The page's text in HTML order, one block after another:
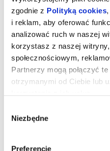
zgodnie z Polityką cookies
i reklam, aby oferować
analizować ruch w naszej
korzystasz z naszej
społecznościowym,
Partnerzy mogą połączyć
otrzymanymi od Ciebie lub
zgody
Niezbędne
Preferencje
Takie jest życie
korzeniach, odwadze i sile, by
rolach głównych niezłomny
Sardynia, włoska kultura oraz
To inspirowana prawdziwymi
która rozgrywa się na